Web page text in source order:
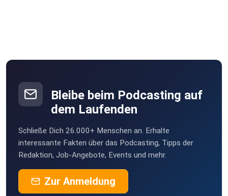
Bleibe beim Podcasting auf
dem Laufenden
Schließe Dich 26.000+ Menschen an. Erhalte
interessante Fakten über das Podcasting, Tipps der
Redaktion, Job-Angebote, Events und mehr.
Zur Anmeldung